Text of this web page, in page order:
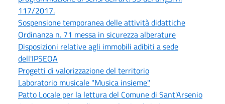
117/2017.
Sospensione temporanea delle attività didattiche
Ordinanza n. 71 messa in sicurezza alberature
Disposizioni relative agli immobili adibiti a sede
dell'IPSEOA
Progetti di valorizzazione del territorio
Laboratorio musicale "Musica insieme"
Patto Locale per la lettura del Comune di Sant'Arsenio